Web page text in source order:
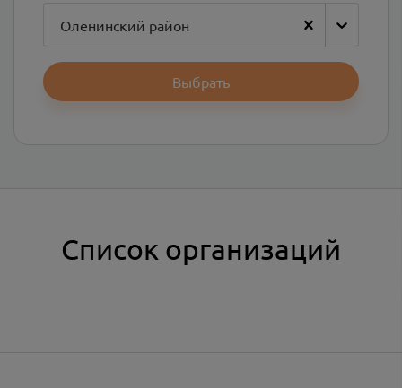
Оленинский район
Выбрать
Список организаций